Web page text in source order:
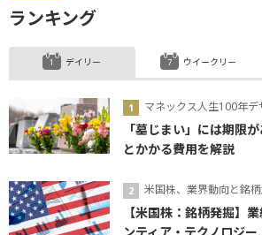
ランキング
デイリー
マネックス人生100年デ
「墓じまい」には期限
とかかる費用を解説
米国株、業界動向と銘
【米国株：銘柄発掘】
ウイークリー